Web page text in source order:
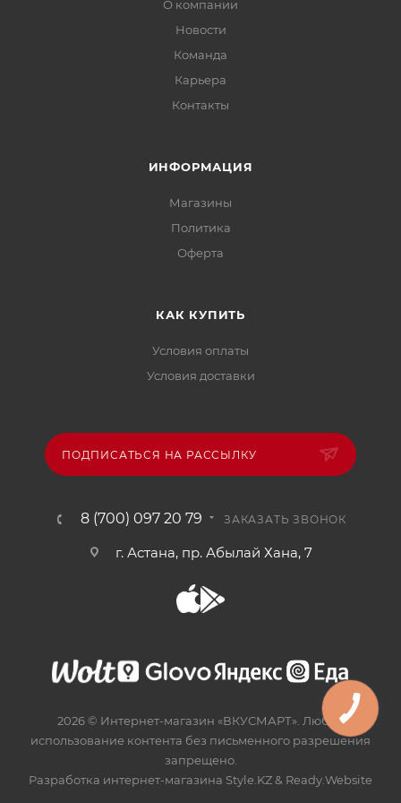
О компании
Новости
Команда
Карьера
Контакты
ИНФОРМАЦИЯ
Магазины
Политика
Офертa
КАК КУПИТЬ
Условия оплаты
Условия доставки
ПОДПИСАТЬСЯ НА РАССЫЛКУ
8 (700) 097 20 79 ЗАКАЗАТЬ ЗВОНОК
г. Астана, пр. Абылай Хана, 7
2026 © Интернет-магазин «ВКУСМАРТ». Любое
использование контента без письменного разрешения
запрещено.
Разработка интернет-магазина Style.KZ& Ready.Website